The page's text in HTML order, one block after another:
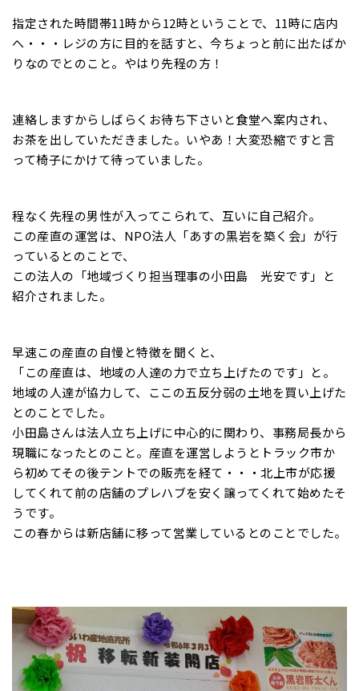
指定された時間帯11時から12時ということで、11時に店内
へ・・・レジの方に目的を話すと、今ちょっと前に出たばか
りなのでとのこと。やはり先程の方！
連絡しますからしばらくお待ち下さいと食堂へ案内され、
お茶を出していただきました。いやあ！大変恐縮ですと言
って椅子にかけて待っていました。
程なく先程の男性が入ってこられて、互いに自己紹介。
この産直の運営は、NPO法人「あすの黒岩を築く会」が行
っているとのことで、
この法人の「地域づくり担当理事の小田島 光安です」と
紹介されました。
早速この産直の自慢と特徴を聞くと、
「この産直は、地域の人達の力で立ち上げたのです」と。
地域の人達が協力して、ここの五反分弱の土地を買い上げた
とのことでした。
小田島さんは法人立ち上げに中心的に関わり、事務局長から
現職になったとのこと。産直を運営しようとトラック市か
ら初めてその後テントでの販売を経て・・・北上市が応援
してくれて前の店舗のプレハブを安く譲ってくれて始めたそ
うです。
この春からは新店舗に移って営業しているとのことでした。